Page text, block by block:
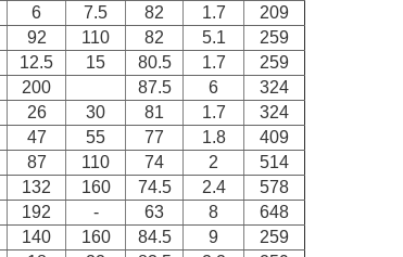
6 7.5 82 1.7
209
92 110 82 5.1
259
12.5 15 80.5 1.7
259
200 87.5 6
324
26 30 81 1.7
324
47 55 77 1.8
409
87 110 74 2
514
132 160 74.5 2.4
578
192 - 63 8
648
140 160 84.5 9
259